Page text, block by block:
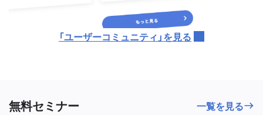
無料セミナー 一覧を見る
「ユーザーコミュニティ」を見る